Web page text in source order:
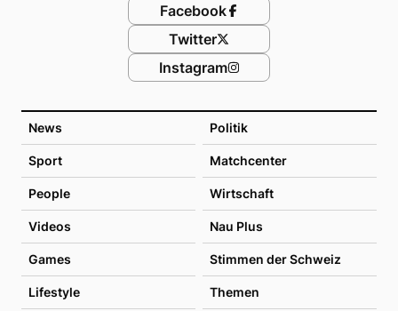
News Politik
Sport Matchcenter
People Wirtschaft
Videos Nau Plus
Games Stimmen der Schweiz
Lifestyle Themen
Facebook
Twitter
Instagram